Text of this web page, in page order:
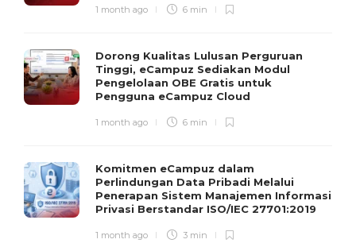
1 month ago 6 min
Dorong Kualitas Lulusan Perguruan
Tinggi, eCampuz Sediakan Modul
Pengelolaan OBE Gratis untuk
Pengguna eCampuz Cloud
1 month ago 6 min
Komitmen eCampuz dalam
Perlindungan Data Pribadi Melalui
Penerapan Sistem Manajemen Informasi
Privasi Berstandar ISO/IEC 27701:2019
1 month ago 3 min